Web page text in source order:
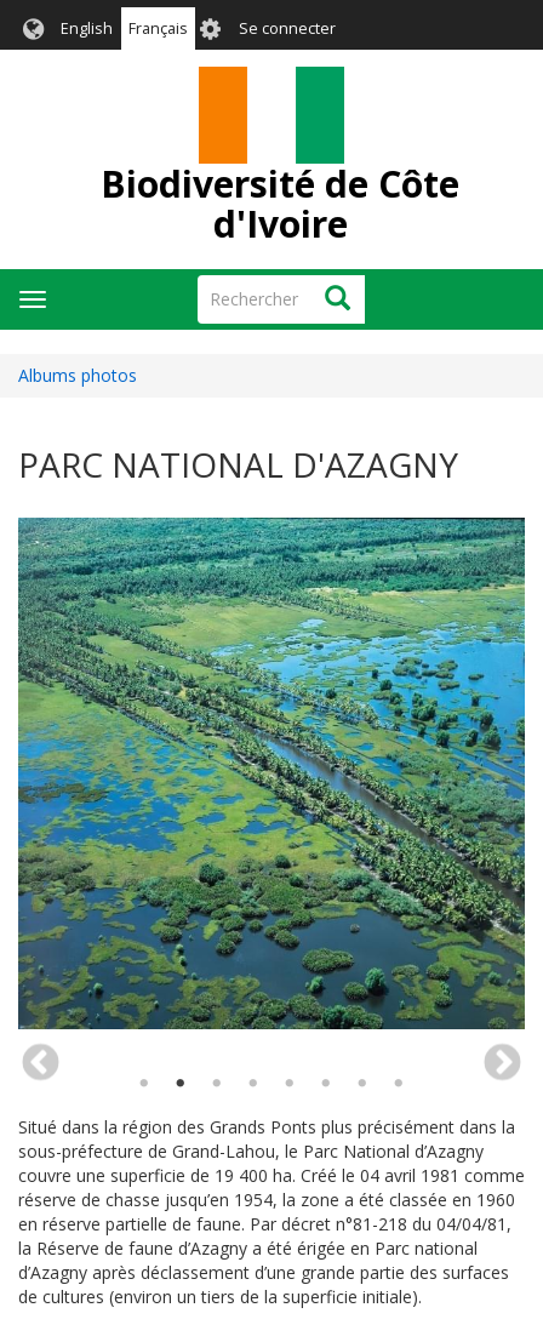
English Français User
account
Se connecter
Biodiversité de Côte
d'Ivoire
Rechercher Rechercher
Toggle
navigation
Albums photos
PARC NATIONAL D'AZAGNY
Situé dans la région des Grands Ponts plus précisément dans la
sous-préfecture de Grand-Lahou, le Parc National d’Azagny
couvre une superficie de 19 400 ha. Créé le 04 avril 1981 comme
réserve de chasse jusqu’en 1954, la zone a été classée en 1960
en réserve partielle de faune. Par décret n°81-218 du 04/04/81,
la Réserve de faune d’Azagny a été érigée en Parc national
d’Azagny après déclassement d’une grande partie des surfaces
de cultures (environ un tiers de la superficie initiale).